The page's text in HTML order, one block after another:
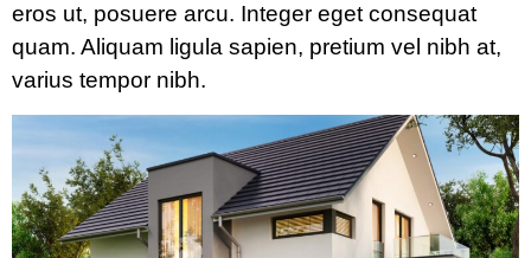
eros ut, posuere arcu. Integer eget consequat
quam. Aliquam ligula sapien, pretium vel nibh at,
varius tempor nibh.